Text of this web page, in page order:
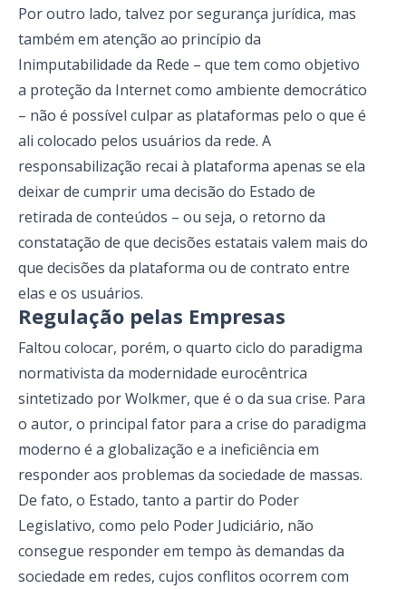
Por outro lado, talvez por segurança jurídica, mas
também em atenção ao princípio da
Inimputabilidade da Rede – que tem como objetivo
a proteção da Internet como ambiente democrático
– não é possível culpar as plataformas pelo o que é
ali colocado pelos usuários da rede. A
responsabilização recai à plataforma apenas se ela
deixar de cumprir uma decisão do Estado de
retirada de conteúdos – ou seja, o retorno da
constatação de que decisões estatais valem mais do
que decisões da plataforma ou de contrato entre
elas e os usuários.
Regulação pelas Empresas
Faltou colocar, porém, o quarto ciclo do paradigma
normativista da modernidade eurocêntrica
sintetizado por Wolkmer, que é o da sua crise. Para
o autor, o principal fator para a crise do paradigma
moderno é a globalização e a ineficiência em
responder aos problemas da sociedade de massas.
De fato, o Estado, tanto a partir do Poder
Legislativo, como pelo Poder Judiciário, não
consegue responder em tempo às demandas da
sociedade em redes, cujos conflitos ocorrem com